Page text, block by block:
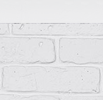
напряжением 380/220В
короткого замыкания.
включения и
шкафа с